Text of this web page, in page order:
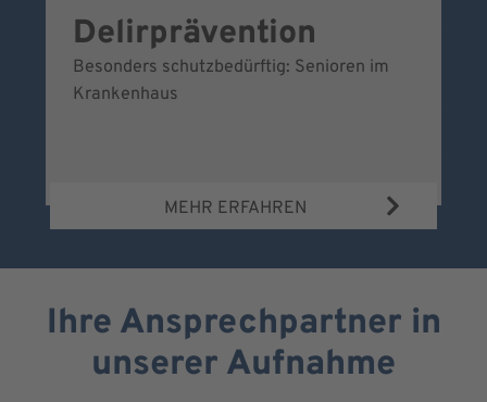
Delirprävention
Besonders schutzbedürftig: Senioren im
Krankenhaus
MEHR ERFAHREN
Ihre Ansprechpartner in
unserer Aufnahme